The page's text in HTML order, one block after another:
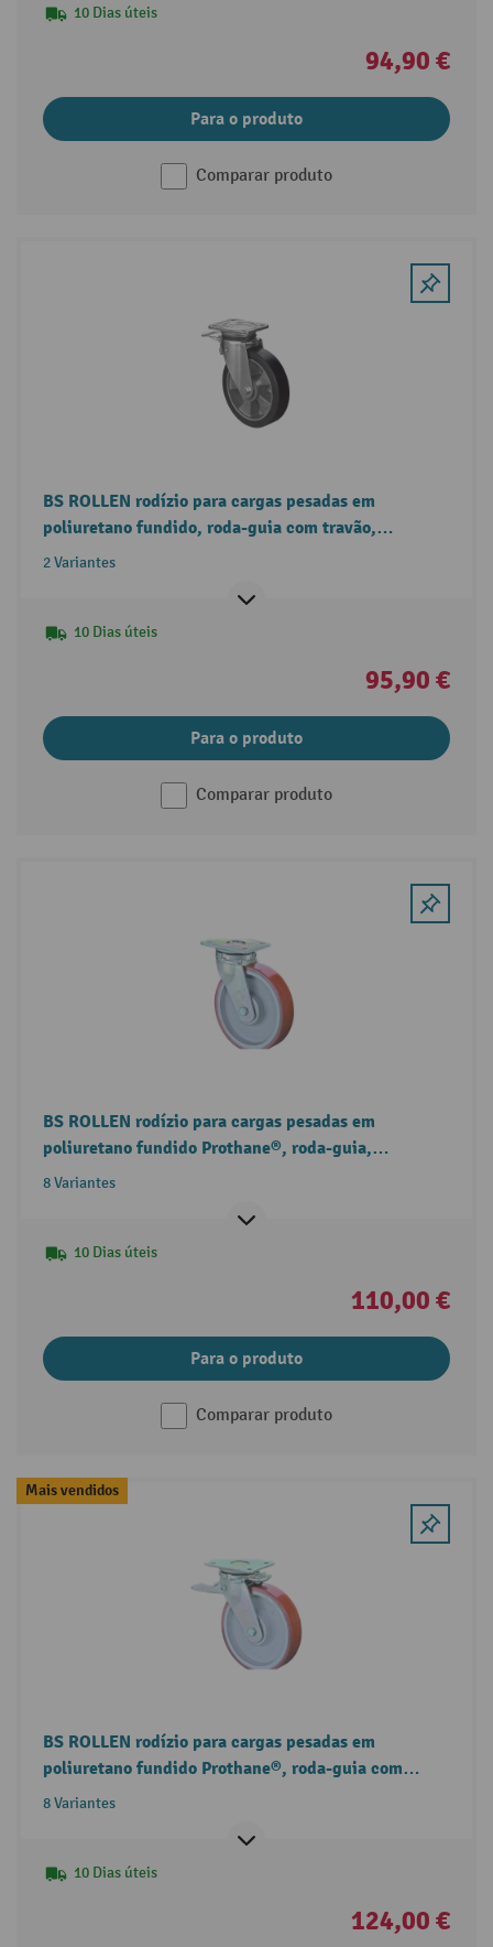
10 Dias úteis
94,90 €
Para o produto
Comparar produto
BS ROLLEN rodízio para cargas pesadas em
poliuretano fundido, roda-guia com travão,
rolamentos de esferas, placa
2 Variantes
10 Dias úteis
95,90 €
Para o produto
Comparar produto
BS ROLLEN rodízio para cargas pesadas em
poliuretano fundido Prothane®, roda-guia,
rolamentos de esferas, placa, jante fundida
8 Variantes
10 Dias úteis
110,00 €
Para o produto
Comparar produto
Mais vendidos
BS ROLLEN rodízio para cargas pesadas em
poliuretano fundido Prothane®, roda-guia com
travão de roda/travão total, rolamentos de esferas,
8 Variantes
10 Dias úteis
124,00 €